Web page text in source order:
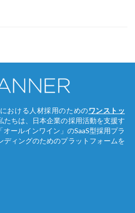
おける人材採用のためのワンストッ
たちは、日本企業の採用活動を支援す
ールインワイン」のSaaS型採用プラ
ディングのためのプラットフォームを